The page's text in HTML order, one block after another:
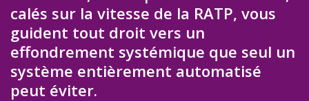
calés sur la vitesse de la RATP, vous
guident tout droit vers un
effondrement systémique que seul un
système entièrement automatisé
peut éviter.